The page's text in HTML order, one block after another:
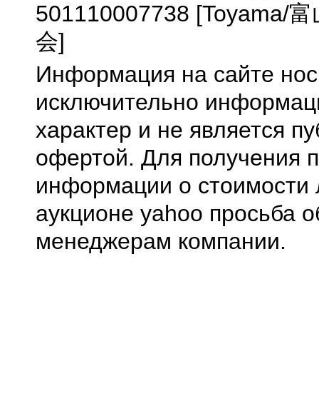
501110007738 [Toyama/
会]
Информация на сайте
исключительно
характер и не является
офертой. Для получения
информации о стоимости
аукционе yahoo просьба
менеджерам компании.